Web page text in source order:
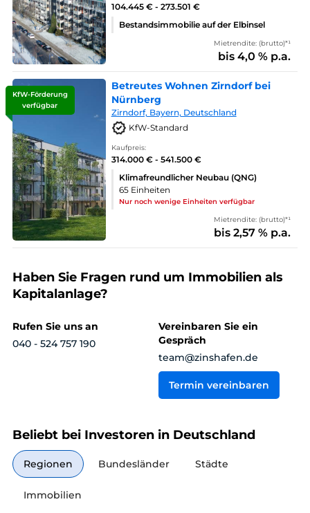
104.445 € - 273.501 €
Bestandsimmobilie auf der Elbinsel
Mietrendite: (brutto)*¹
bis 4,0 % p.a.
KfW-Förderung
verfügbar
Betreutes Wohnen Zirndorf bei
Nürnberg
Zirndorf, Bayern, Deutschland
KfW-Standard
Kaufpreis:
314.000 € - 541.500 €
Klimafreundlicher Neubau (QNG)
65 Einheiten
Nur noch wenige Einheiten verfügbar
Mietrendite: (brutto)*¹
bis 2,57 % p.a.
Haben Sie Fragen rund um Immobilien als
Kapitalanlage?
Rufen Sie uns an
040 - 524 757 190
Vereinbaren Sie ein
Gespräch
team@zinshafen.de
Termin vereinbaren
Beliebt bei Investoren in Deutschland
Regionen Bundesländer Städte
Immobilien